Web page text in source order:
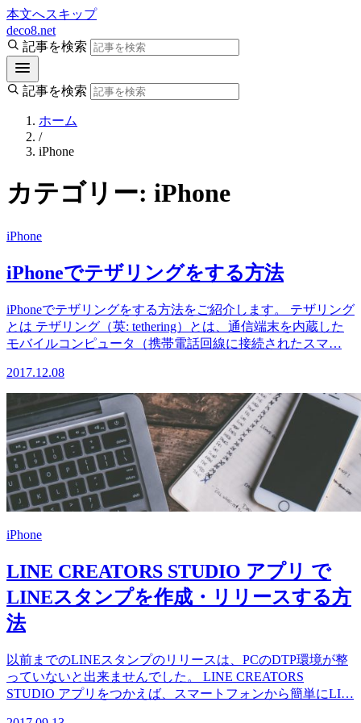
本文へスキップ
deco8.net
記事を検索
記事を検索
ホーム
/
iPhone
カテゴリー: iPhone
iPhone
iPhoneでテザリングをする方法
iPhoneでテザリングをする方法をご紹介します。 テザリング
とは テザリング（英: tethering）とは、通信端末を内蔵した
モバイルコンピュータ（携帯電話回線に接続されたスマ…
2017.12.08
iPhone
LINE CREATORS STUDIO アプリ で
LINEスタンプを作成・リリースする方
法
以前までのLINEスタンプのリリースは、PCのDTP環境が整
っていないと出来ませんでした。 LINE CREATORS
STUDIO アプリをつかえば、スマートフォンから簡単にLI…